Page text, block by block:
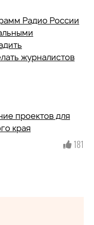
Радио России
журналистов
проектов для
края
181